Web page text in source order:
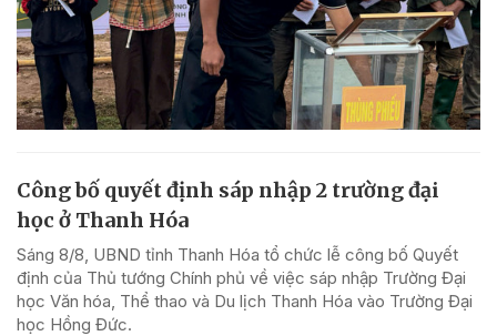
Công bố quyết định sáp nhập 2 trường đại
học ở Thanh Hóa
Sáng 8/8, UBND tỉnh Thanh Hóa tổ chức lễ công bố Quyết
định của Thủ tướng Chính phủ về việc sáp nhập Trường Đại
học Văn hóa, Thể thao và Du lịch Thanh Hóa vào Trường Đại
học Hồng Đức.